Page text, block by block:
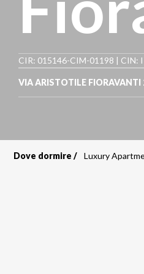
CIR: 015146-CIM-01198 | CIN:
VIA ARISTOTILE FIORAVANTI
Dove dormire Luxury